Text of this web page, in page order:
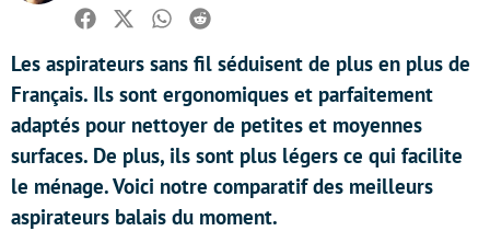
Facebook
TwitterWhatsapp
Reddit
Les aspirateurs sans fil séduisent de plus en plus de
Français. Ils sont ergonomiques et parfaitement
adaptés pour nettoyer de petites et moyennes
surfaces. De plus, ils sont plus légers ce qui facilite
le ménage. Voici notre comparatif des meilleurs
aspirateurs balais du moment.